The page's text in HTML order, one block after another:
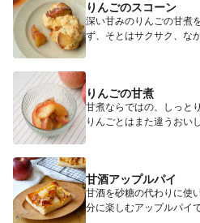
りんごのスコーン
深い甘みのりんごの甘煮
ず、そとはサクサク、な
えに仕上げまし...
りんごの甘煮
甘煮ならではの、しっと
りんごとはまた違うおい
を味わってみ...
甘酒アップルパイ
甘酒を砂糖の代わりに使
分に楽しむアップルパイ